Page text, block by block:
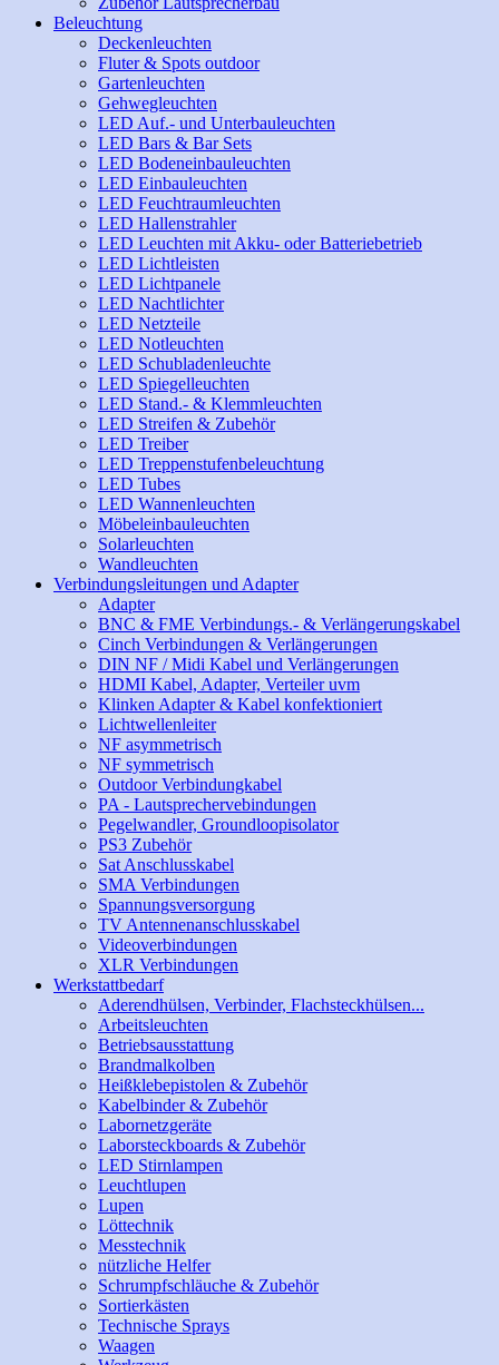
Beleuchtung
Deckenleuchten
Fluter & Spots outdoor
Gartenleuchten
Gehwegleuchten
LED Auf.- und Unterbauleuchten
LED Bars & Bar Sets
LED Bodeneinbauleuchten
LED Einbauleuchten
LED Feuchtraumleuchten
LED Hallenstrahler
LED Leuchten mit Akku- oder Batteriebetrieb
LED Lichtleisten
LED Lichtpanele
LED Nachtlichter
LED Netzteile
LED Notleuchten
LED Schubladenleuchte
LED Spiegelleuchten
LED Stand.- & Klemmleuchten
LED Streifen & Zubehör
LED Treiber
LED Treppenstufenbeleuchtung
LED Tubes
LED Wannenleuchten
Möbeleinbauleuchten
Solarleuchten
Wandleuchten
Verbindungsleitungen und Adapter
Adapter
BNC & FME Verbindungs.- & Verlängerungskabel
Cinch Verbindungen & Verlängerungen
DIN NF / Midi Kabel und Verlängerungen
HDMI Kabel, Adapter, Verteiler uvm
Klinken Adapter & Kabel konfektioniert
Lichtwellenleiter
NF asymmetrisch
NF symmetrisch
Outdoor Verbindungkabel
PA - Lautsprechervebindungen
Pegelwandler, Groundloopisolator
PS3 Zubehör
Sat Anschlusskabel
SMA Verbindungen
Spannungsversorgung
TV Antennenanschlusskabel
Videoverbindungen
XLR Verbindungen
Werkstattbedarf
Aderendhülsen, Verbinder, Flachsteckhülsen...
Arbeitsleuchten
Betriebsausstattung
Brandmalkolben
Heißklebepistolen & Zubehör
Kabelbinder & Zubehör
Labornetzgeräte
Laborsteckboards & Zubehör
LED Stirnlampen
Leuchtlupen
Lupen
Löttechnik
Messtechnik
nützliche Helfer
Schrumpfschläuche & Zubehör
Sortierkästen
Technische Sprays
Waagen